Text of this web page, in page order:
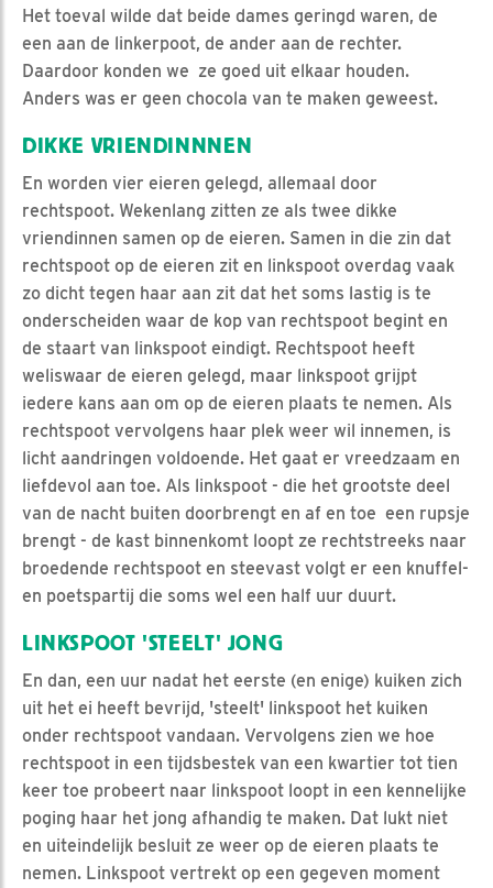
Het toeval wilde dat beide dames geringd waren, de
een aan de linkerpoot, de ander aan de rechter.
Daardoor konden we ze goed uit elkaar houden.
Anders was er geen chocola van te maken geweest.
DIKKE VRIENDINNNEN
En worden vier eieren gelegd, allemaal door
rechtspoot. Wekenlang zitten ze als twee dikke
vriendinnen samen op de eieren. Samen in die zin dat
rechtspoot op de eieren zit en linkspoot overdag vaak
zo dicht tegen haar aan zit dat het soms lastig is te
onderscheiden waar de kop van rechtspoot begint en
de staart van linkspoot eindigt. Rechtspoot heeft
weliswaar de eieren gelegd, maar linkspoot grijpt
iedere kans aan om op de eieren plaats te nemen. Als
rechtspoot vervolgens haar plek weer wil innemen, is
licht aandringen voldoende. Het gaat er vreedzaam en
liefdevol aan toe. Als linkspoot - die het grootste deel
van de nacht buiten doorbrengt en af en toe een rupsje
brengt - de kast binnenkomt loopt ze rechtstreeks naar
broedende rechtspoot en steevast volgt er een knuffel-
en poetspartij die soms wel een half uur duurt.
LINKSPOOT 'STEELT' JONG
En dan, een uur nadat het eerste (en enige) kuiken zich
uit het ei heeft bevrijd, 'steelt' linkspoot het kuiken
onder rechtspoot vandaan. Vervolgens zien we hoe
rechtspoot in een tijdsbestek van een kwartier tot tien
keer toe probeert naar linkspoot loopt in een kennelijke
poging haar het jong afhandig te maken. Dat lukt niet
en uiteindelijk besluit ze weer op de eieren plaats te
nemen. Linkspoot vertrekt op een gegeven moment